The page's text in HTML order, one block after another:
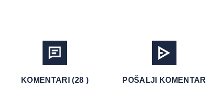
KOMENTARI (28 ) POŠALJI KOMENTAR